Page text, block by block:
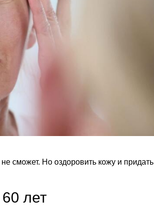
сможет. Но оздоровить кожу и придать
лет